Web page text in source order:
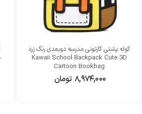
کوله پشتی کارتونی مدرسه دوبعدی رنگ زرد
Kawaii School Backpack Cute 3D
Cartoon Bookbag
۸,۹۷۴,۰۰۰ تومان